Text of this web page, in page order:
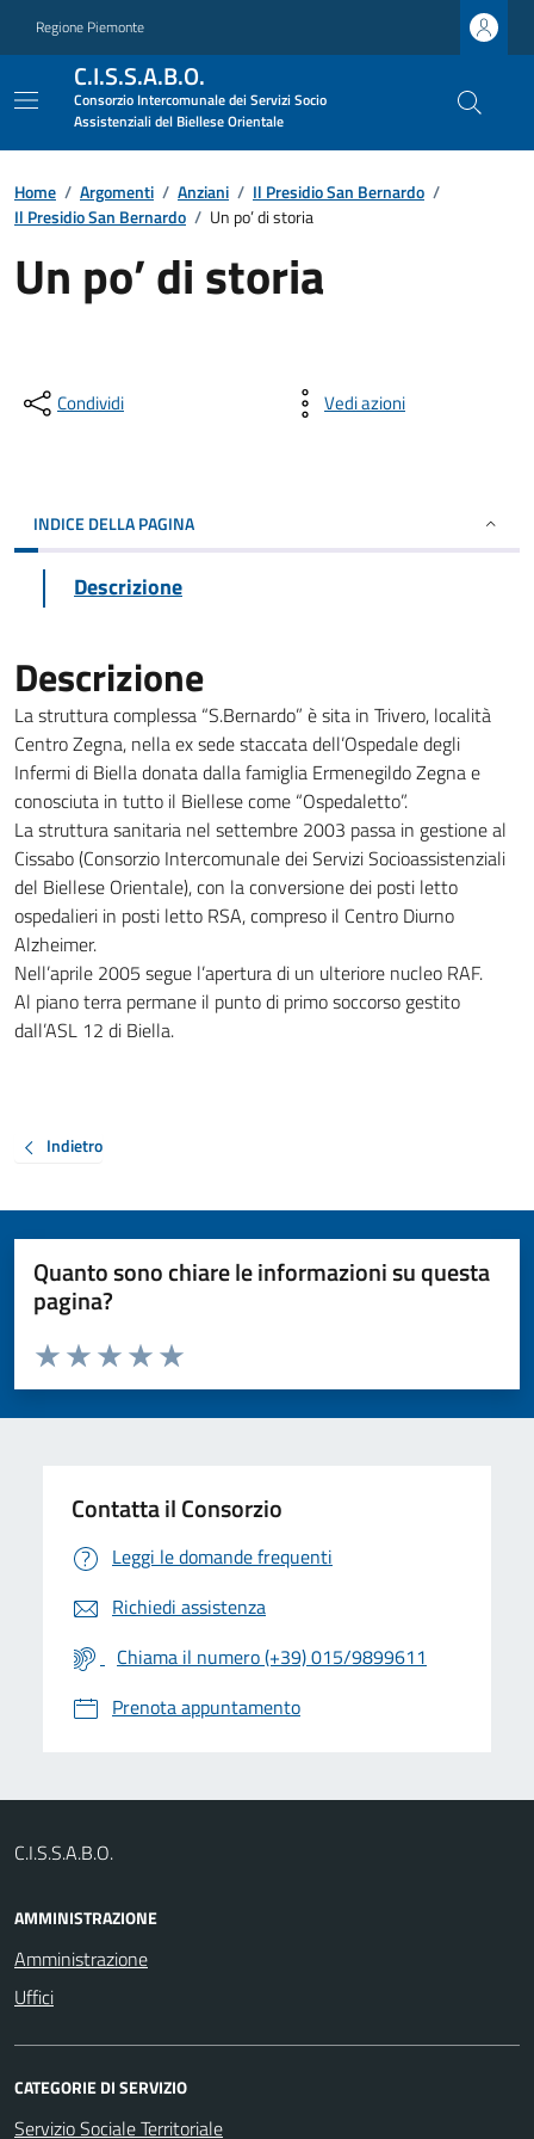
Regione Piemonte
C.I.S.S.A.B.O.
Consorzio Intercomunale dei Servizi Socio
Assistenziali del Biellese Orientale
Home / Argomenti / Anziani / Il Presidio San Bernardo /
Il Presidio San Bernardo / Un po’ di storia
Un po’ di storia
Condividi Vedi azioni
INDICE DELLA PAGINA
Descrizione
Descrizione
La struttura complessa “S.Bernardo” è sita in Trivero, località
Centro Zegna, nella ex sede staccata dell’Ospedale degli
Infermi di Biella donata dalla famiglia Ermenegildo Zegna e
conosciuta in tutto il Biellese come “Ospedaletto”.
La struttura sanitaria nel settembre 2003 passa in gestione al
Cissabo (Consorzio Intercomunale dei Servizi Socioassistenziali
del Biellese Orientale), con la conversione dei posti letto
ospedalieri in posti letto RSA, compreso il Centro Diurno
Alzheimer.
Nell’aprile 2005 segue l’apertura di un ulteriore nucleo RAF.
Al piano terra permane il punto di primo soccorso gestito
dall’ASL 12 di Biella.
Indietro
Quanto sono chiare le informazioni su questa
pagina?
Valuta da 1 a 5 stelle la pagina
Valuta 5 stelle su 5
Valuta 4 stelle su 5
Valuta 3 stelle su 5
Valuta 2 stelle su 5
Valuta 1 stelle su 5
Contatta il Consorzio
Leggi le domande frequenti
Richiedi assistenza
Chiama il numero (+39) 015/9899611
Prenota appuntamento
C.I.S.S.A.B.O.
AMMINISTRAZIONE
Amministrazione
Uffici
CATEGORIE DI SERVIZIO
Servizio Sociale Territoriale